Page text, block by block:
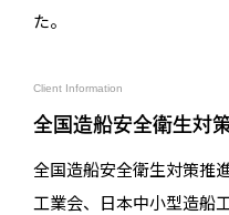
た。
Client Information
全国造船安全衛生対
全国造船安全衛生対策推
工業会、日本中小型造船